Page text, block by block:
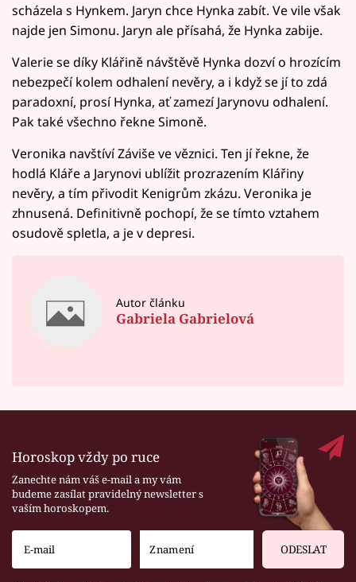
scházela s Hynkem. Jaryn chce Hynka zabít. Ve vile však
najde jen Simonu. Jaryn ale přísahá, že Hynka zabije.
Valerie se díky Klářině návštěvě Hynka dozví o hrozícím
nebezpečí kolem odhalení nevěry, a i když se jí to zdá
paradoxní, prosí Hynka, ať zamezí Jarynovu odhalení.
Pak také všechno řekne Simoně.
Veronika navštíví Záviše ve věznici. Ten jí řekne, že
hodlá Kláře a Jarynovi ublížit prozrazením Klářiny
nevěry, a tím přivodit Kenigrům zkázu. Veronika je
zhnusená. Definitivně pochopí, že se tímto vztahem
osudově spletla, a je v depresi.
Autor článku
Gabriela Gabrielová
Horoskop vždy po ruce
Zanechte nám váš e-mail a my vám
budeme zasílat pravidelný newsletter s
vaším horoskopem.
ODESLAT